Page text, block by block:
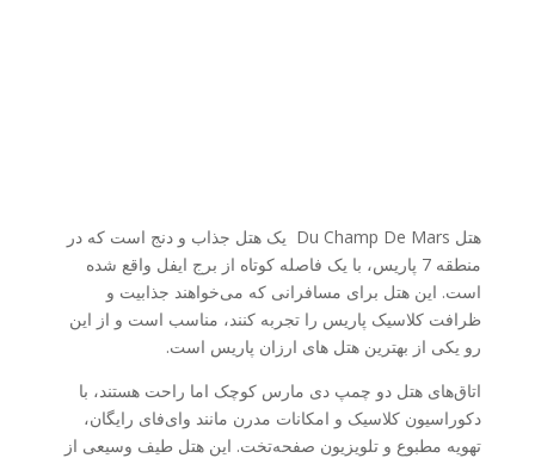
هتل Du Champ De Mars یک هتل جذاب و دنج است که در
منطقه 7 پاریس، با یک فاصله کوتاه از برج ایفل واقع شده
است. این هتل برای مسافرانی که می‌خواهند جذابیت و
ظرافت کلاسیک پاریس را تجربه کنند، مناسب است و از این
رو یکی از بهترین هتل های ارزان پاریس است.
اتاق‌های هتل دو چمپ دی مارس کوچک اما راحت هستند، با
دکوراسیون کلاسیک و امکانات مدرن مانند وای‌فای رایگان،
تهویه مطبوع و تلویزیون صفحه‌تخت. این هتل طیف وسیعی از